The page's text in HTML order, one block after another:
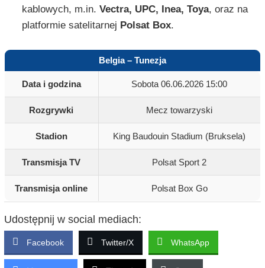
kablowych, m.in. Vectra, UPC, Inea, Toya, oraz na
platformie satelitarnej Polsat Box.
Belgia – Tunezja
Data i godzina Sobota 06.06.2026 15:00
Rozgrywki Mecz towarzyski
Stadion King Baudouin Stadium (Bruksela)
Transmisja TV Polsat Sport 2
Transmisja online Polsat Box Go
Udostępnij w social mediach:
Facebook Twitter/X WhatsApp